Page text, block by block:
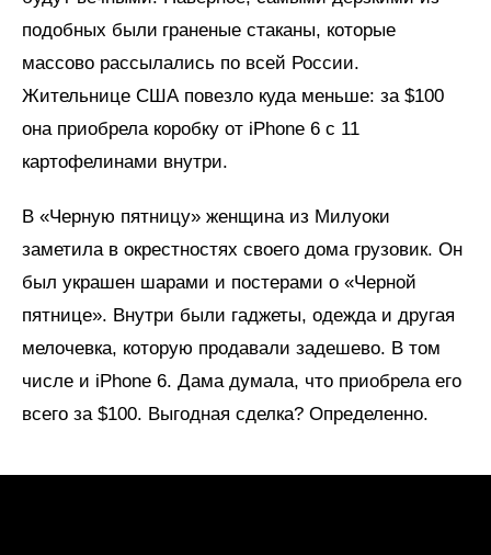
подобных были граненые стаканы, которые
массово рассылались по всей России.
Жительнице США повезло куда меньше: за $100
она приобрела коробку от iPhone 6 с 11
картофелинами внутри.
В «Черную пятницу» женщина из Милуоки
заметила в окрестностях своего дома грузовик. Он
был украшен шарами и постерами о «Черной
пятнице». Внутри были гаджеты, одежда и другая
мелочевка, которую продавали задешево. В том
числе и iPhone 6. Дама думала, что приобрела его
всего за $100. Выгодная сделка? Определенно.